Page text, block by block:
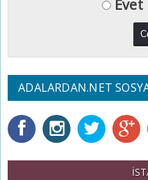
Evet
ADALARDAN.NET